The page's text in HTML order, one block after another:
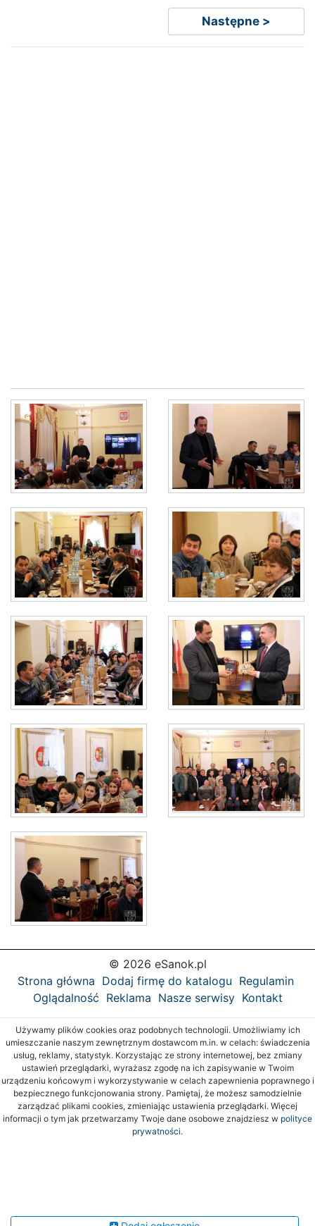
Następne >
© 2026 eSanok.pl
Strona główna Dodaj firmę do katalogu Regulamin
Oglądalność Reklama Nasze serwisy Kontakt
Używamy plików cookies oraz podobnych technologii. Umożliwiamy ich
umieszczanie naszym zewnętrznym dostawcom m.in. w celach: świadczenia
usług, reklamy, statystyk. Korzystając ze strony internetowej, bez zmiany
ustawień przeglądarki, wyrażasz zgodę na ich zapisywanie w Twoim
urządzeniu końcowym i wykorzystywanie w celach zapewnienia poprawnego i
bezpiecznego funkcjonowania strony. Pamiętaj, że możesz samodzielnie
zarządzać plikami cookies, zmieniając ustawienia przeglądarki. Więcej
informacji o tym jak przetwarzamy Twoje dane osobowe znajdziesz w polityce
prywatności.